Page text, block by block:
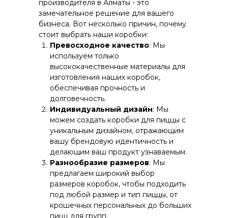
производителя в Алматы - это
замечательное решение для вашего
бизнеса. Вот несколько причин, почему
стоит выбрать наши коробки:
Превосходное качество: Мы
используем только
высококачественные материалы для
изготовления наших коробок,
обеспечивая прочность и
долговечность.
Индивидуальный дизайн: Мы
можем создать коробки для пиццы с
уникальным дизайном, отражающим
вашу брендовую идентичность и
делающим ваш продукт узнаваемым.
Разнообразие размеров: Мы
предлагаем широкий выбор
размеров коробок, чтобы подходить
под любой размер и тип пиццы, от
крошечных персональных до больших
пицц для групп.